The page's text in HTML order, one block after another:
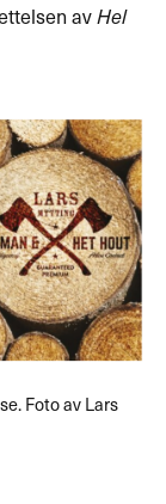
avHel
Foto av Lars